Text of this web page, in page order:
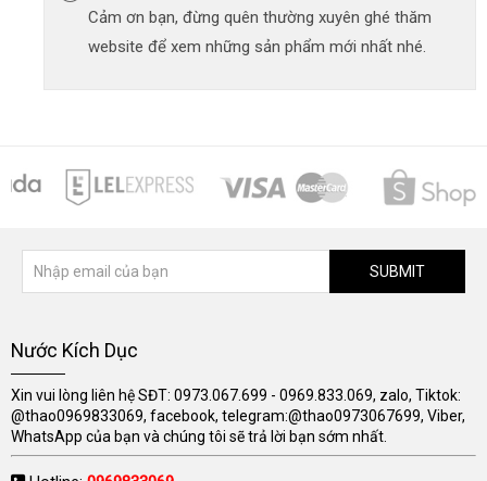
Cảm ơn bạn, đừng quên thường xuyên ghé thăm
website để xem những sản phẩm mới nhất nhé.
SUBMIT
Nước Kích Dục
Xin vui lòng liên hệ SĐT: 0973.067.699 - 0969.833.069, zalo, Tiktok:
@thao0969833069, facebook, telegram:@thao0973067699, Viber,
WhatsApp của bạn và chúng tôi sẽ trả lời bạn sớm nhất.